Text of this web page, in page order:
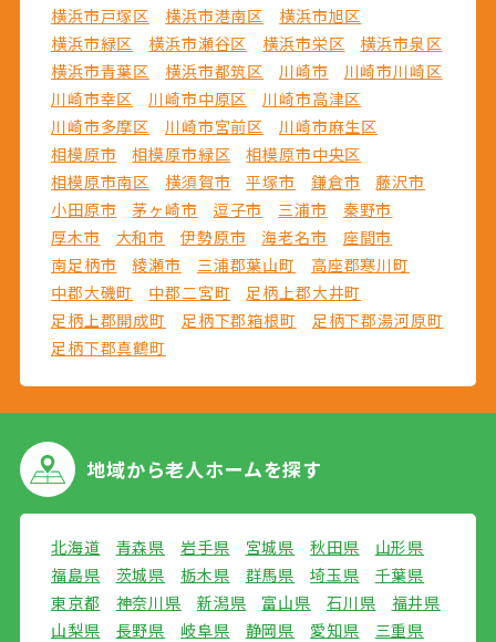
横浜市戸塚区
横浜市港南区
横浜市旭区
横浜市緑区
横浜市瀬谷区 横浜市栄区
横浜市泉区
横浜市青葉区
横浜市都筑区 川崎市
川崎市川崎区
川崎市幸区
川崎市中原区
川崎市高津区
川崎市多摩区
川崎市宮前区
川崎市麻生区
相模原市
相模原市緑区
相模原市中央区
相模原市南区
横須賀市 平塚市 鎌倉市
藤沢市
小田原市
茅ヶ崎市 逗子市 三浦市
秦野市
厚木市
大和市 伊勢原市 海老名市
座間市
南足柄市
綾瀬市 三浦郡葉山町
高座郡寒川町
中郡大磯町
中郡二宮町
足柄上郡大井町
足柄上郡開成町
足柄下郡箱根町
足柄下郡湯河原町
足柄下郡真鶴町
地域から老人ホームを探す
北海道 青森県 岩手県 宮城県 秋田県
山形県
福島県
茨城県 栃木県 群馬県 埼玉県
千葉県
東京都
神奈川県 新潟県 富山県 石川県
福井県
山梨県
長野県 岐阜県 静岡県 愛知県
三重県